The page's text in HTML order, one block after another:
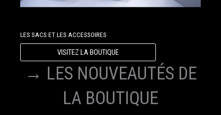
LES SACS ET LES ACCESSOIRES
VISITEZ LA BOUTIQUE
→ LES NOUVEAUTÉS DE
LA BOUTIQUE